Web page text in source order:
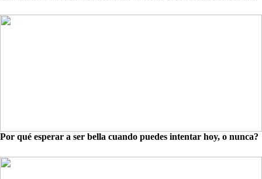
Por qué esperar a ser bella cuando puedes intentar hoy, o nunca?